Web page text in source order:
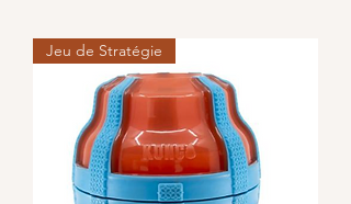
Jeu de Stratégie